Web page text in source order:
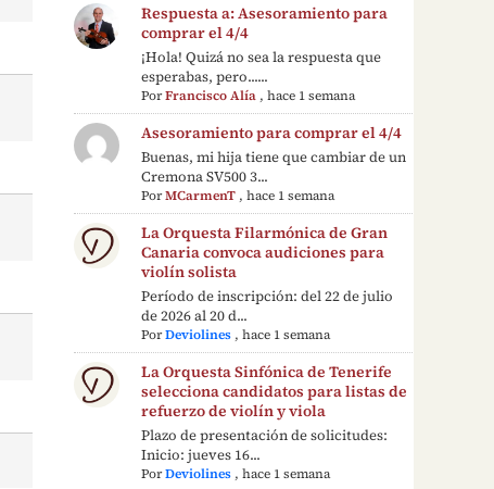
Respuesta a: Asesoramiento para
comprar el 4/4
¡Hola! Quizá no sea la respuesta que
esperabas, pero......
PorFrancisco Alía ,hace 1 semana
Asesoramiento para comprar el 4/4
Buenas, mi hija tiene que cambiar de un
Cremona SV500 3...
PorMCarmenT ,hace 1 semana
La Orquesta Filarmónica de Gran
Canaria convoca audiciones para
violín solista
Período de inscripción: del 22 de julio
de 2026 al 20 d...
PorDeviolines ,hace 1 semana
La Orquesta Sinfónica de Tenerife
selecciona candidatos para listas de
refuerzo de violín y viola
Plazo de presentación de solicitudes:
Inicio: jueves 16...
PorDeviolines ,hace 1 semana